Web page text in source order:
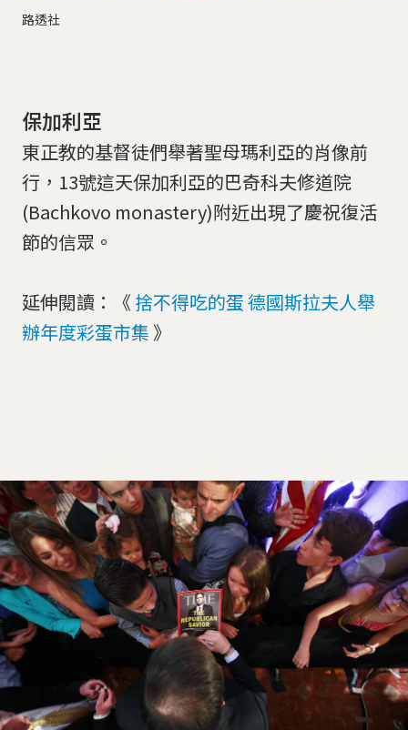
路透社
保加利亞
東正教的基督徒們舉著聖母瑪利亞的肖像前
行，13號這天保加利亞的巴奇科夫修道院
(Bachkovo monastery)附近出現了慶祝復活
節的信眾。
延伸閱讀：《 捨不得吃的蛋 德國斯拉夫人舉
辦年度彩蛋市集 》